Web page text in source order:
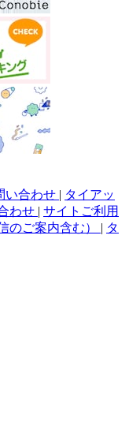
い合わせ | タイアッ
わせ | サイトご利用
のご案内含む） | タ